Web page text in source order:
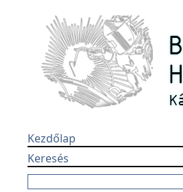
Kezdőlap
Keresés